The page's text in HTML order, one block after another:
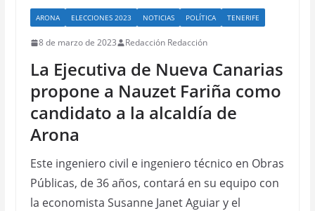
ARONA ELECCIONES 2023 NOTICIAS POLÍTICA TENERIFE
8 de marzo de 2023 Redacción Redacción
La Ejecutiva de Nueva Canarias
propone a Nauzet Fariña como
candidato a la alcaldía de
Arona
Este ingeniero civil e ingeniero técnico en Obras
Públicas, de 36 años, contará en su equipo con
la economista Susanne Janet Aguiar y el